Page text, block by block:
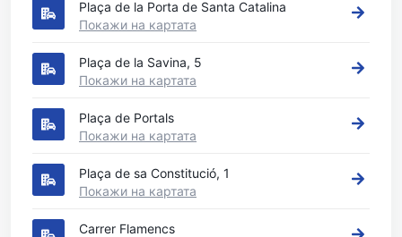
Plaça de la Porta de Santa Catalina
Покажи на картата
Plaça de la Savina, 5
Покажи на картата
Plaça de Portals
Покажи на картата
Plaça de sa Constitució, 1
Покажи на картата
Carrer Flamencs